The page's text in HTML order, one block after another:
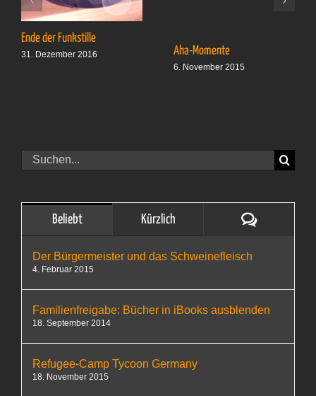
Ende der Funkstille
31. Dezember 2016 Aha-Momente
6. November 2015
Suche
nach:
Beliebt Kürzlich Kommentare
Der Bürgermeister und das Schweinefleisch
4. Februar 2015
Familienfreigabe: Bücher in iBooks ausblenden
18. September 2014
Refugee-Camp Tycoon Germany
18. November 2015